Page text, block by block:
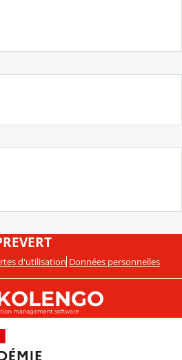
d'utilisation Données personnelles